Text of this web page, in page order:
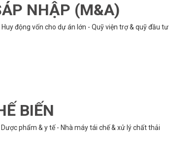
NHẬP (M&A)
động vốn cho dự án lớn - Quỹ viện trợ & quỹ đầu tư
BIẾN
phẩm & y tế - Nhà máy tái chế & xử lý chất thải